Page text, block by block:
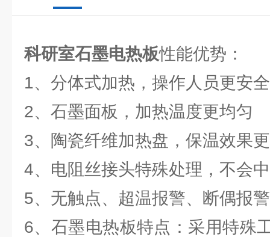
科研室石墨电热板性能优势：
1、分体式加热，操作人员更安全
2、石墨面板，加热温度更均匀
3、陶瓷纤维加热盘，保温效果
4、电阻丝接头特殊处理，不会
5、无触点、超温报警、断偶报警
6、石墨电热板特点：采用特殊